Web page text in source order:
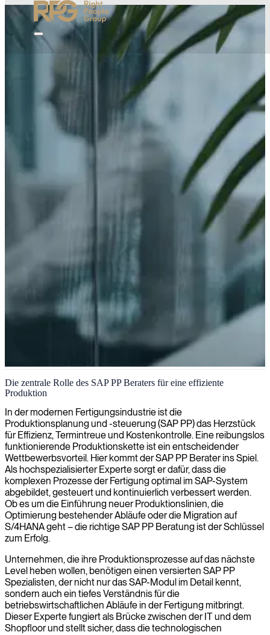
SAP Produktionsplanungs-Expertise
Wir bieten spezialisiertes SAP PP-Fachwissen, um Ihre
Produktionsplanungsprozesse zu optimieren und die
Fertigungseffizienz zu steigern.
Die zentrale Rolle des SAP PP Beraters für eine effiziente
Produktion
In der modernen Fertigungsindustrie ist die
Produktionsplanung und -steuerung (SAP PP) das Herzstück
für Effizienz, Termintreue und Kostenkontrolle. Eine reibungslos
funktionierende Produktionskette ist ein entscheidender
Wettbewerbsvorteil. Hier kommt der SAP PP Berater ins Spiel.
Als hochspezialisierter Experte sorgt er dafür, dass die
komplexen Prozesse der Fertigung optimal im SAP-System
abgebildet, gesteuert und kontinuierlich verbessert werden.
Ob es um die Einführung neuer Produktionslinien, die
Optimierung bestehender Abläufe oder die Migration auf
S/4HANA geht – die richtige SAP PP Beratung ist der Schlüssel
zum Erfolg.
Unternehmen, die ihre Produktionsprozesse auf das nächste
Level heben wollen, benötigen einen versierten SAP PP
Spezialisten, der nicht nur das SAP-Modul im Detail kennt,
sondern auch ein tiefes Verständnis für die
betriebswirtschaftlichen Abläufe in der Fertigung mitbringt.
Dieser Experte fungiert als Brücke zwischen der IT und dem
Shopfloor und stellt sicher, dass die technologischen